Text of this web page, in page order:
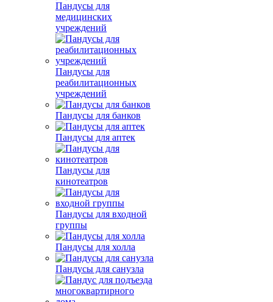
Пандусы для
медицинских
учреждений
Пандусы для
реабилитационных
учреждений
Пандусы для банков
Пандусы для аптек
Пандусы для
кинотеатров
Пандусы для входной
группы
Пандусы для холла
Пандусы для санузла